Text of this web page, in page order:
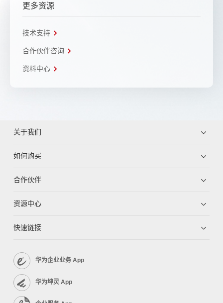
更多资源
技术支持
合作伙伴咨询
资料中心
关于我们
如何购买
合作伙伴
资源中心
快速链接
华为企业业务 App
华为坤灵 App